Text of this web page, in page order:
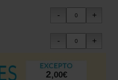
2,00€